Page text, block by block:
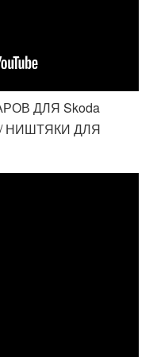
ДЛЯ Skoda
/ НИШТЯКИ ДЛЯ